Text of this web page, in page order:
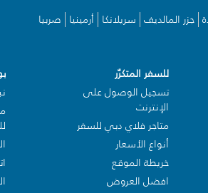
جزر المالديف سريلانكا أرمينيا صربيا
للسفر المتكرّر
تسجيل الوصول على
الإنترنت
متاجر فلاي دبي للسفر
أنواع الأسعار
خريطة الموقع
افضل العروض